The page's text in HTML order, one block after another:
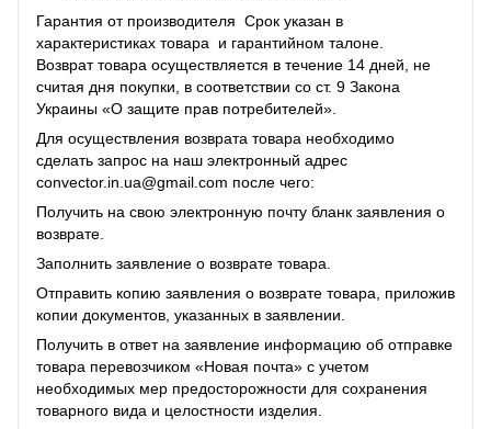
Гарантия от производителя Срок указан в
характеристиках товара и гарантийном талоне.
Возврат товара осуществляется в течение 14 дней, не
считая дня покупки, в соответствии со ст. 9 Закона
Украины «О защите прав потребителей».
Для осуществления возврата товара необходимо
сделать запрос на наш электронный адрес
convector.in.ua@gmail.com после чего:
Получить на свою электронную почту бланк заявления о
возврате.
Заполнить заявление о возврате товара.
Отправить копию заявления о возврате товара, приложив
копии документов, указанных в заявлении.
Получить в ответ на заявление информацию об отправке
товара перевозчиком «Новая почта» с учетом
необходимых мер предосторожности для сохранения
товарного вида и целостности изделия.